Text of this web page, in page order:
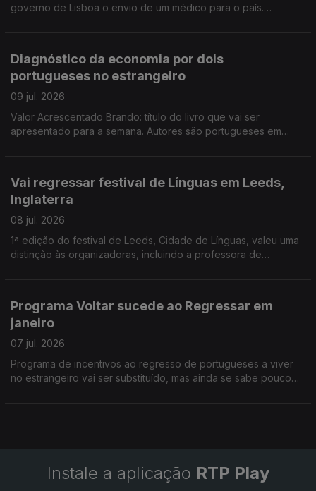
governo de Lisboa o envio de um médico para o país.
Diagnóstico da economia por dois
portugueses no estrangeiro
09 jul. 2026
Valor Acrescentado Brando: título do livro que vai ser
apresentado para a semana. Autores são portugueses em
Vai regressar festival de Línguas em Leeds,
Inglaterra
08 jul. 2026
1ª edição do festival de Leeds, Cidade de Línguas, valeu uma
distinção às organizadoras, incluindo a professora de
Programa Voltar sucede ao Regressar em
janeiro
07 jul. 2026
Programa de incentivos ao regresso de portugueses a viver
no estrangeiro vai ser substituído, mas ainda se sabe pouco
Instale a aplicação RTP Play